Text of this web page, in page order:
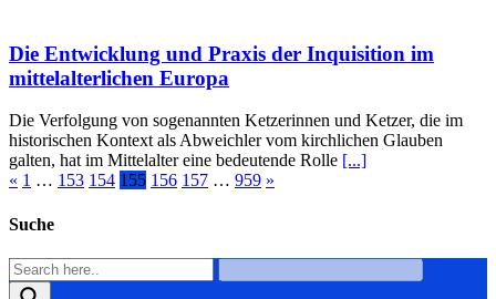
Die Entwicklung und Praxis der Inquisition im
mittelalterlichen Europa
Die Verfolgung von sogenannten Ketzerinnen und Ketzer, die im
historischen Kontext als Abweichler vom kirchlichen Glauben
galten, hat im Mittelalter eine bedeutende Rolle [...]
« 1 … 153 154 155 156 157 … 959 »
Suche